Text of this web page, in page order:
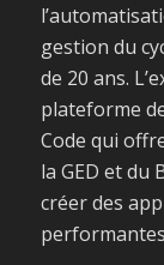
gestion du
de 20 ans.
plateforme
Code qui
la GED et du
créer des